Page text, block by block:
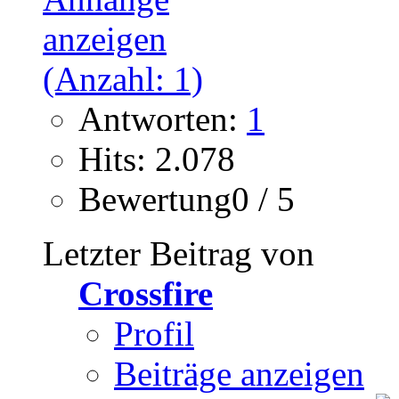
Antworten: 1
Hits: 2.078
Bewertung0 / 5
Letzter Beitrag von
Crossfire
Profil
Beiträge anzeigen